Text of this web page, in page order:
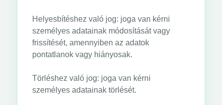
Helyesbítéshez való jog: joga van kérni
személyes adatainak módosítását vagy
frissítését, amennyiben az adatok
pontatlanok vagy hiányosak.
Törléshez való jog: joga van kérni
személyes adatainak törlését.